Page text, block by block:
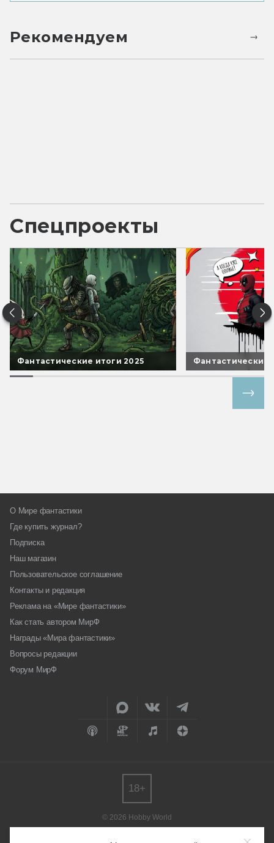
Рекомендуем
Спецпроекты
Фантастические итоги 2025 Фантастические
О Мире фантастики
Где купить журнал?
Подписка
Наш магазин
Пользовательское соглашение
Контакты и редакция
Реклама на «Мире фантастики»
Как стать автором МирФ
Награды «Мира фантастики»
Вопросы редакции
Форум МирФ
© 2026 Hobby World
18+